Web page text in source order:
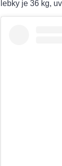
lebky je 36 kg,